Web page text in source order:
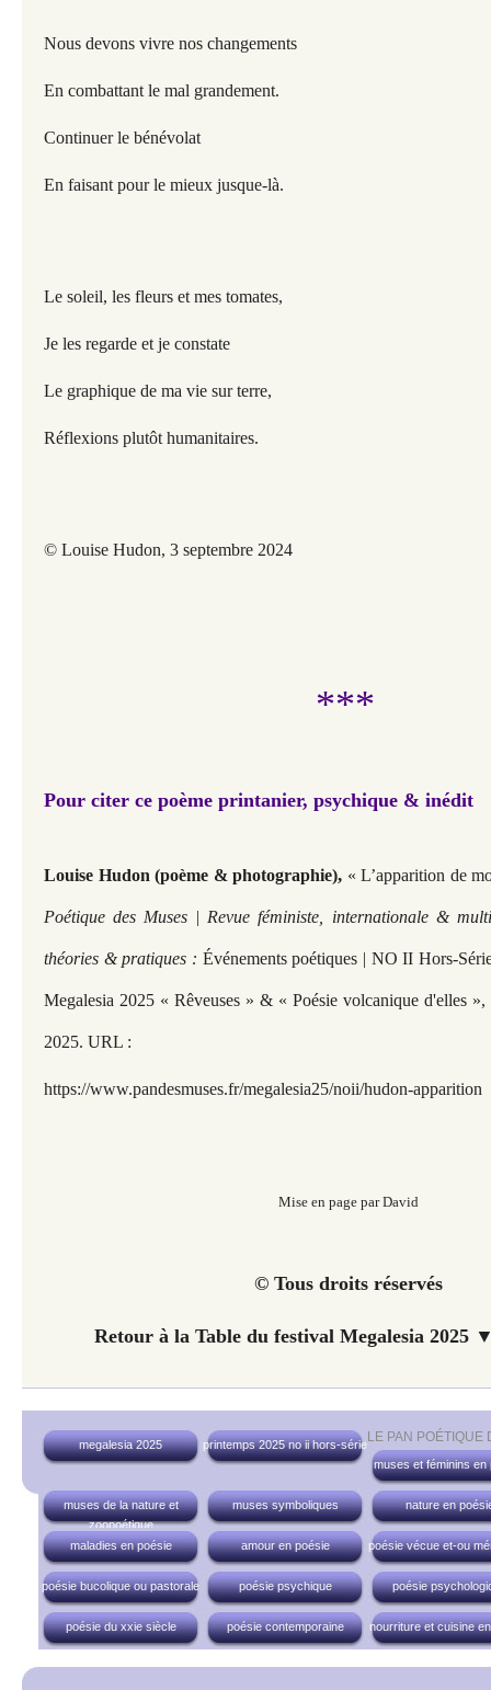
Nous devons vivre nos changements
En combattant le mal grandement.
Continuer le bénévolat
En faisant pour le mieux jusque-là.
Le soleil, les fleurs et mes tomates,
Je les regarde et je constate
Le graphique de ma vie sur terre,
Réflexions plutôt humanitaires.
© Louise Hudon, 3 septembre 2024
***
Pour citer ce poème printanier, psychique & inédit
Louise Hudon (poème & photographie), « L’apparition de
Poétique des Muses | Revue féministe, internationale &
théories & pratiques : Événements poétiques | NO II Hors-
Megalesia 2025 « Rêveuses » & « Poésie volcanique d'elles
2025. URL :
https://www.pandesmuses.fr/megalesia25/noii/hudon-apparition
Mise en page par David
© Tous droits réservés
Retour à la Table du festival Megalesia 2025
LE PAN POÉTIQUE
megalesia 2025
printemps 2025 no ii hors-série
muses et féminins en
muses de la nature et
zoopoétique
muses symboliques nature en
maladies en poésie amour en poésie poésie vécue et-ou
poésie bucolique ou pastorale poésie psychique poésie
poésie du xxie siècle poésie contemporaine nourriture et cuisine